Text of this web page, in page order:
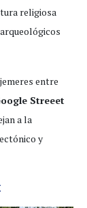
religiosa
entre
Streeet
a la
y